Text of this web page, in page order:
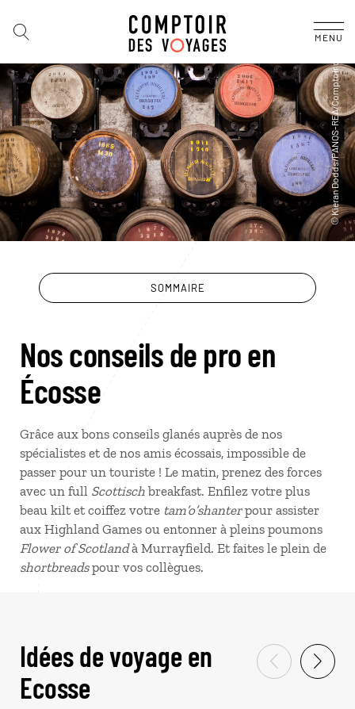
MENU
SOMMAIRE
Nos conseils de pro en
Écosse
Grâce aux bons conseils glanés auprès de nos
spécialistes et de nos amis écossais, impossible de
passer pour un touriste ! Le matin, prenez des forces
avec un full Scottisch breakfast. Enfilez votre plus
beau kilt et coiffez votre tam’o’shanterpour assister
aux Highland Games ou entonner à pleins poumons
Flower of Scotlandà Murrayfield. Et faites le plein de
shortbreadspour vos collègues.
Idées de voyage en
Ecosse